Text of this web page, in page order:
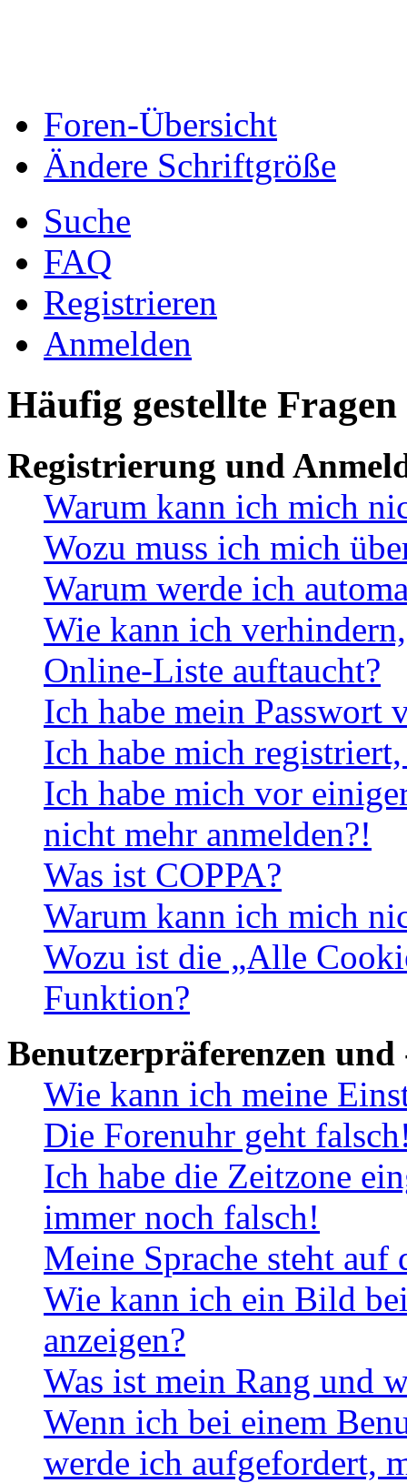
Foren-Übersicht
Ändere Schriftgröße
Suche
FAQ
Registrieren
Anmelden
Häufig gestellte Fragen
Registrierung und
Warum kann ich mich
Wozu muss ich mich
Warum werde ich
Wie kann ich
Online-Liste auftaucht?
Ich habe mein Passwort
Ich habe mich
Ich habe mich vor
nicht mehr anmelden?!
Was ist COPPA?
Warum kann ich mich
Wozu ist die „Alle
Funktion?
Benutzerpräferenzen und
Wie kann ich meine
Die Forenuhr geht
Ich habe die Zeitzone
immer noch falsch!
Meine Sprache steht
Wie kann ich ein Bild
anzeigen?
Was ist mein Rang und
Wenn ich bei einem
werde ich aufgefordert,